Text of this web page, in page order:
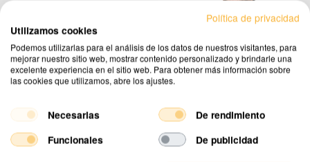
Solicita un presupuesto
Productos
Política de privacidad
Utilizamos cookies
Podemos utilizarlas para el análisis de los datos de nuestros visitantes, para
mejorar nuestro sitio web, mostrar contenido personalizado y brindarle una
excelente experiencia en el sitio web. Para obtener más información sobre
las cookies que utilizamos, abre los ajustes.
Necesarias
De rendimiento
Funcionales
De publicidad